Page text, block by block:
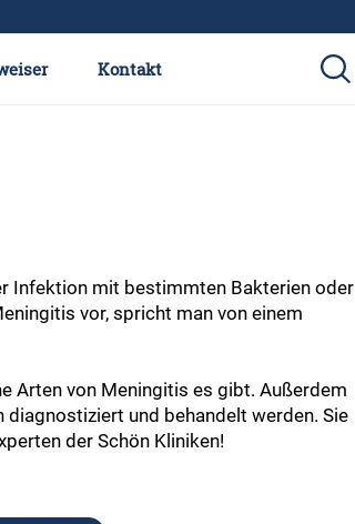
Kontakt
Infektion mit bestimmten Bakterien oder
vor, spricht man von einem
Arten von Meningitis es gibt. Außerdem
diagnostiziert und behandelt werden. Sie
der Schön Kliniken!